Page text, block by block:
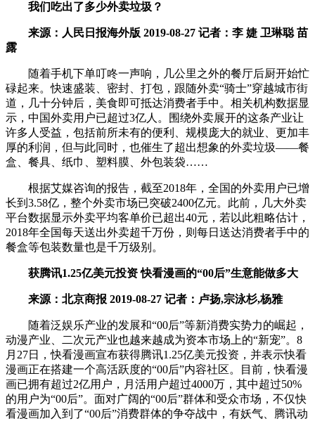
我们吃出了多少外卖垃圾？
来源：人民日报海外版 2019-08-27 记者：李 婕 卫琳聪 苗
露
随着手机下单叮咚一声响，几公里之外的餐厅后厨开始忙
碌起来。快速盛装、密封、打包，跟随外卖“骑士”穿越城市街
道，几十分钟后，美食即可抵达消费者手中。相关机构数据显
示，中国外卖用户已超过3亿人。围绕外卖展开的这条产业让
许多人受益，包括前所未有的便利、规模庞大的就业、更加丰
厚的利润，但与此同时，也催生了超出想象的外卖垃圾——餐
盒、餐具、纸巾、塑料膜、外包装袋……
根据艾媒咨询的报告，截至2018年，全国的外卖用户已增
长到3.58亿，整个外卖市场已突破2400亿元。此前，几大外卖
平台数据显示外卖平均客单价已超出40元，若以此粗略估计，
2018年全国每天送出外卖超千万份，则每日送达消费者手中的
餐盒等包装数量也是千万级别。
获腾讯1.25亿美元投资 快看漫画的“00后”生意能做多大
来源：北京商报 2019-08-27 记者：卢扬,宗泳杉,杨雅
随着泛娱乐产业的发展和“00后”等新消费实势力的崛起，
动漫产业、二次元产业也越来越成为资本市场上的“新宠”。8
月27日，快看漫画宣布获得腾讯1.25亿美元投资，并表示快看
漫画正在搭建一个高活跃度的“00后”内容社区。目前，快看漫
画已拥有超过2亿用户，月活用户超过4000万，其中超过50%
的用户为“00后”。面对广阔的“00后”群体和受众市场，不仅快
看漫画加入到了“00后”消费群体的争夺战中，有妖气、腾讯动